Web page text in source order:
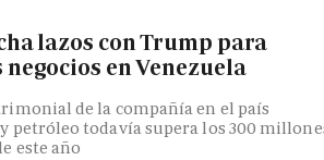
lazos con Trump para
en Venezuela
de la compañía en el país
petróleo todavía supera los 300
este año